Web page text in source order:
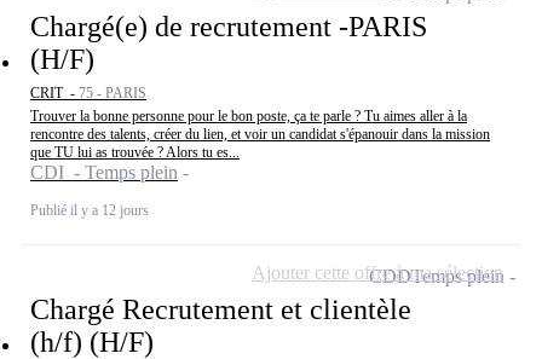
Chargé(e) de recrutement -PARIS
(H/F)
CRIT - 75 - PARIS
Trouver la bonne personne pour le bon poste, ça te parle ? Tu aimes aller à la
rencontre des talents, créer du lien, et voir un candidat s'épanouir dans la mission
que TU lui as trouvée ? Alors tu es...
CDI - Temps plein
Publié il y a 12 jours
Chargé Recrutement et clientèle
(h/f) (H/F)
CDDTemps plein
Ajouter cette offre à ma sélection